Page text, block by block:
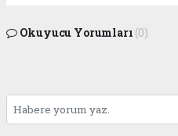
Okuyucu Yorumları (0)